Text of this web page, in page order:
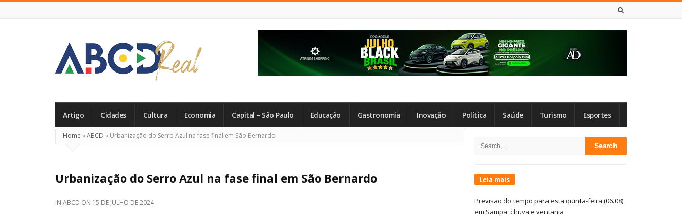
Real
Artigo Cidades Cultura Economia Capital – São Paulo Educação Gastronomia Inovação Política Saúde Turismo Esportes
Home »ABCD » Urbanização do Serro Azul na fase final em São Bernardo
Urbanização do Serro Azul na fase final em São Bernardo
IN ABCD ON 15 DE JULHO DE 2024
Sidebar
Search
Leia mais
Previsão do tempo para esta quinta-feira (06.08),
em Sampa: chuva e ventania